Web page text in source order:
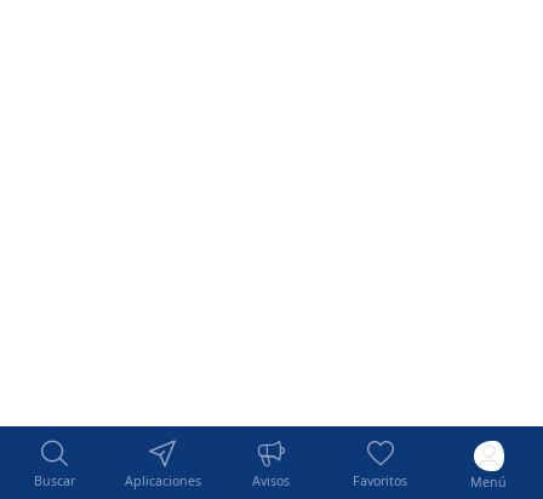
Buscar Aplicaciones Avisos Favoritos Menú